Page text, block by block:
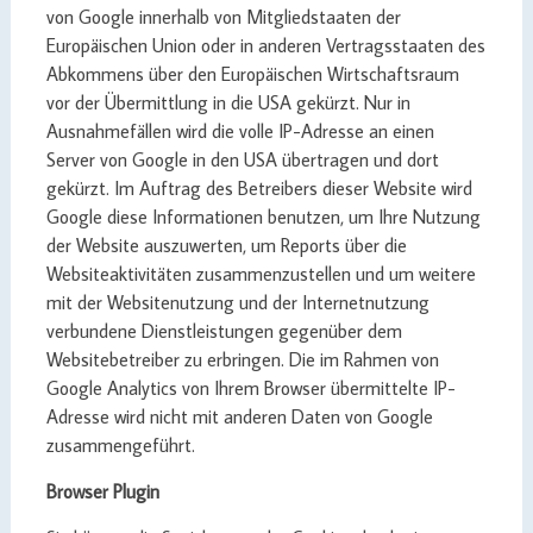
von Google innerhalb von Mitgliedstaaten der
Europäischen Union oder in anderen Vertragsstaaten des
Abkommens über den Europäischen Wirtschaftsraum
vor der Übermittlung in die USA gekürzt. Nur in
Ausnahmefällen wird die volle IP-Adresse an einen
Server von Google in den USA übertragen und dort
gekürzt. Im Auftrag des Betreibers dieser Website wird
Google diese Informationen benutzen, um Ihre Nutzung
der Website auszuwerten, um Reports über die
Websiteaktivitäten zusammenzustellen und um weitere
mit der Websitenutzung und der Internetnutzung
verbundene Dienstleistungen gegenüber dem
Websitebetreiber zu erbringen. Die im Rahmen von
Google Analytics von Ihrem Browser übermittelte IP-
Adresse wird nicht mit anderen Daten von Google
zusammengeführt.
Browser Plugin